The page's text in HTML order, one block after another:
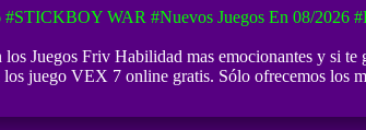
#STICKBOY WAR #Nuevos Juegos En 08/2026
Juegos Friv Habilidad mas emocionantes y si te
juego VEX 7 online gratis. Sólo ofrecemos los